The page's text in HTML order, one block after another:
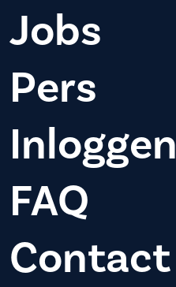
Jobs
Pers
Inloggen
FAQ
Contact